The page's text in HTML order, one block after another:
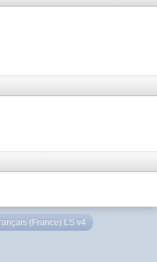
(France) LS v4